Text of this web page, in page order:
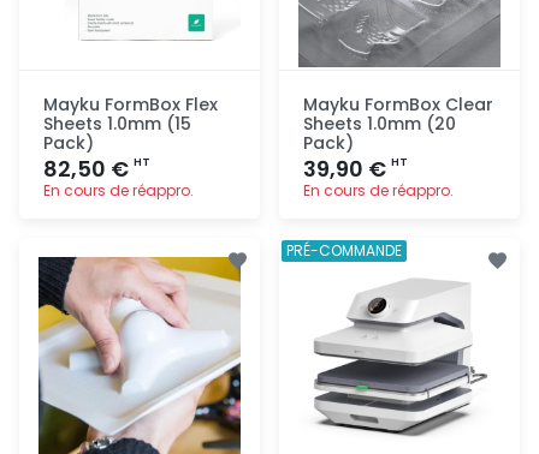
Mayku FormBox Flex
Sheets 1.0mm (15
Pack)
82,50 € HT
En cours de réappro.
rapide
Mayku FormBox Clear
Sheets 1.0mm (20
Pack)
39,90 € HT
En cours de réappro.
rapide
PRÉ-COMMANDE